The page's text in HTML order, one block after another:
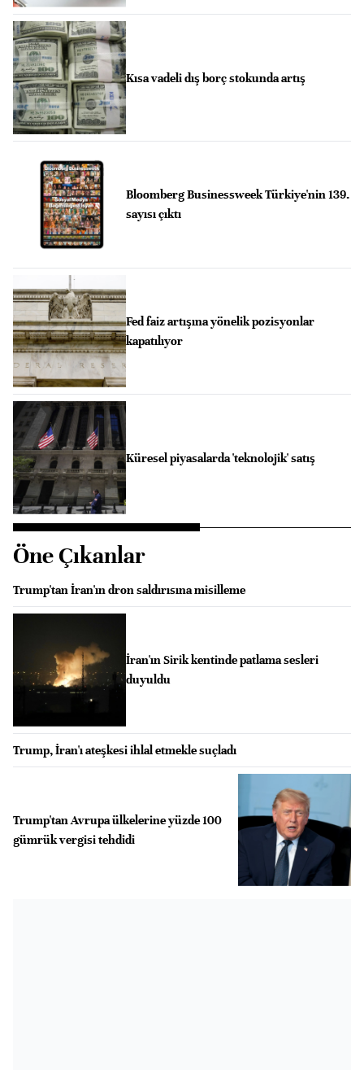
Kısa vadeli dış borç stokunda artış
Bloomberg Businessweek Türkiye'nin 139.
sayısı çıktı
Fed faiz artışına yönelik pozisyonlar
kapatılıyor
Küresel piyasalarda 'teknolojik' satış
Öne Çıkanlar
Trump'tan İran'ın dron saldırısına misilleme
İran'ın Sirik kentinde patlama sesleri
duyuldu
Trump, İran'ı ateşkesi ihlal etmekle suçladı
Trump'tan Avrupa ülkelerine yüzde 100
gümrük vergisi tehdidi